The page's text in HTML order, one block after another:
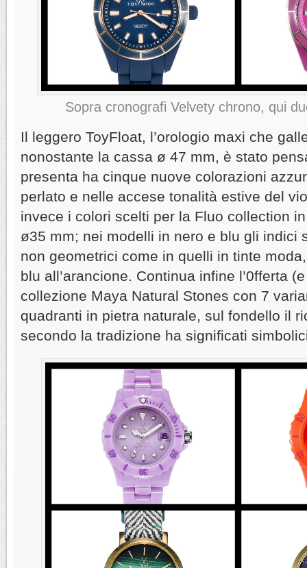
Sopra cronografi Velvety chrono, qui
Il leggero ToyFloat, l’orologio maxi che
nonostante la cassa ø 47 mm, è stato
presenta ha cinque nuove colorazioni
perlato e nelle accese tonalità estive del
invece i colori scelti per la Fluo collection
ø35 mm; nei modelli in nero e blu gli indici
non geometrici come in quelli in tinte
blu all’arancione. Continua infine l’0fferta
collezione Maya Natural Stones con 7
quadranti in pietra naturale, sul fondello il
secondo la tradizione ha significati